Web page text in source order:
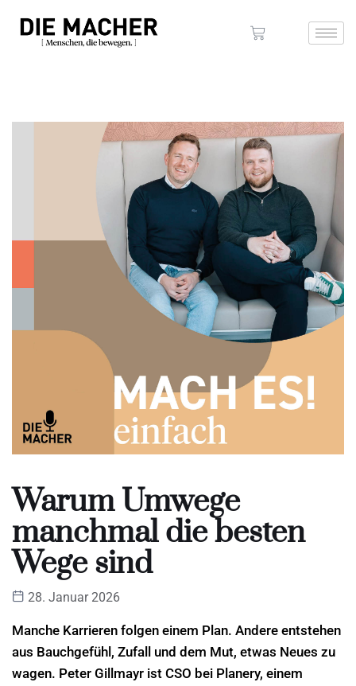
Warum Umwege
manchmal die besten
Wege sind
28. Januar 2026
Manche Karrieren folgen einem Plan. Andere entstehen
aus Bauchgefühl, Zufall und dem Mut, etwas Neues zu
wagen. Peter Gillmayr ist CSO bei Planery, einem